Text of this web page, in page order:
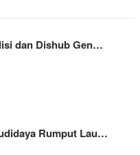
dan Dishub Gen…
Rumput Lau…